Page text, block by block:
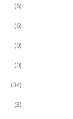
(6)
(6)
(0)
(0)
(34)
(3)